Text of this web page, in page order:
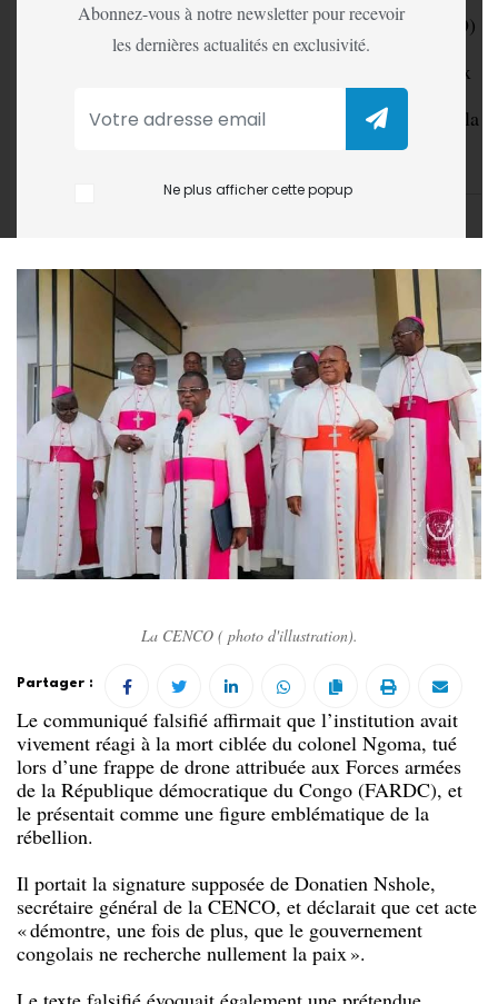
Abonnez-vous à notre newsletter pour recevoir
les dernières actualités en exclusivité.
Ne plus afficher cette popup
La Conférence épiscopale nationale du Congo (CENCO)
a formellement dénoncé, ce mardi 24 février 2026, un
document circulant massivement sur les réseaux sociaux
comme étant un « fake news ». Ce texte, présenté à tort
comme émanant de l’institution catholique, attribuait à la
CENCO une condamnation de l’assassinat de Willy
La CENCO ( photo d'illustration).
Partager :
Le communiqué falsifié affirmait que l’institution avait
vivement réagi à la mort ciblée du colonel Ngoma, tué
lors d’une frappe de drone attribuée aux Forces armées
de la République démocratique du Congo (FARDC), et
le présentait comme une figure emblématique de la
rébellion.
Il portait la signature supposée de Donatien Nshole,
secrétaire général de la CENCO, et déclarait que cet acte
« démontre, une fois de plus, que le gouvernement
congolais ne recherche nullement la paix ».